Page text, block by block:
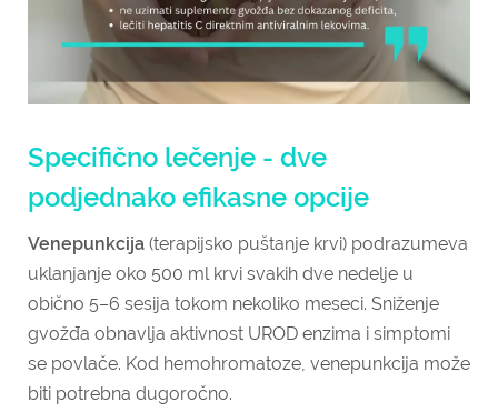
Specifično lečenje - dve
podjednako efikasne opcije
Venepunkcija (terapijsko puštanje krvi) podrazumeva
uklanjanje oko 500 ml krvi svakih dve nedelje u
obično 5–6 sesija tokom nekoliko meseci. Sniženje
gvožđa obnavlja aktivnost UROD enzima i simptomi
se povlače. Kod hemohromatoze, venepunkcija može
biti potrebna dugoročno.